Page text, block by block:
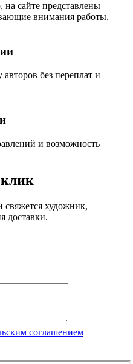
на сайте представлены
внимания работы.
без переплат и
и возможность
художник,
доставки.
соглашением